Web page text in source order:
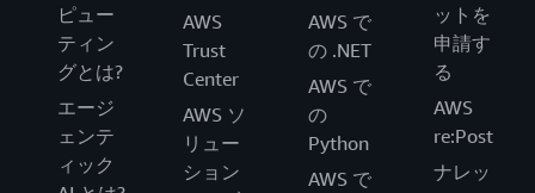
ピュー
ティン
グとは?
エージ
ェンテ
ィック
AWS
Trust
Center
AWS ソ
リュー
ション
AWS で
の .NET
AWS で
の
Python
AWS で
ットを
申請す
る
AWS
re:Post
ナレッ